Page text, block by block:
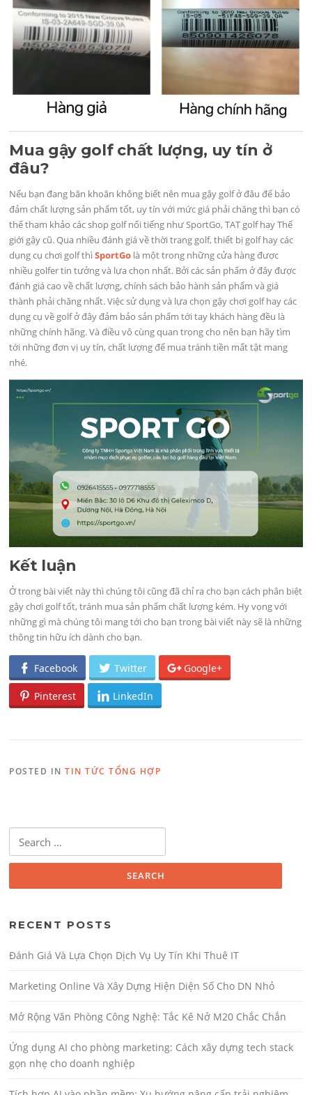
Mua gậy golf chất lượng, uy tín ở
đâu?
Nếu bạn đang băn khoăn không biết nên mua gậy golf ở đâu để bảo
đảm chất lượng sản phẩm tốt, uy tín với mức giá phải chăng thì bạn có
thể tham khảo các shop golf nổi tiếng như SportGo, TAT golf hay Thế
giới gậy cũ. Qua nhiều đánh giá về thời trang golf, thiết bị golf hay các
dụng cụ chơi golf thìSportGo là một trong những cửa hàng được
nhiều golfer tin tưởng và lựa chọn nhất. Bởi các sản phẩm ở đây được
đánh giá cao về chất lượng, chính sách bảo hành sản phẩm và giá
thành phải chăng nhất. Việc sử dụng và lựa chọn gậy chơi golf hay các
dụng cụ về golf ở đây đảm bảo sản phẩm tới tay khách hàng đều là
những chính hãng. Và điều vô cùng quan trọng cho nên bạn hãy tìm
tới những đơn vị uy tín, chất lượng để mua tránh tiền mất tật mang
nhé.
Kết luận
Ở trong bài viết này thì chúng tôi cũng đã chỉ ra cho bạn cách phân biệt
gậy chơi golf tốt, tránh mua sản phẩm chất lượng kém. Hy vọng với
những gì mà chúng tôi mang tới cho bạn trong bài viết này sẽ là những
thông tin hữu ích dành cho bạn.
Facebook Twitter Google+
Pinterest LinkedIn
POSTED INTIN TỨC TỔNG HỢP
Search for:
RECENT POSTS
Đánh Giá Và Lựa Chọn Dịch Vụ Uy Tín Khi Thuê IT
Marketing Online Và Xây Dựng Hiện Diện Số Cho DN Nhỏ
Mở Rộng Văn Phòng Công Nghệ: Tắc Kê Nở M20 Chắc Chắn
Ứng dụng AI cho phòng marketing: Cách xây dựng tech stack
gọn nhẹ cho doanh nghiệp